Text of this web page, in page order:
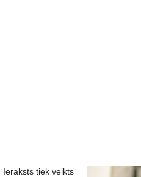
Ieraksts tiek veikts